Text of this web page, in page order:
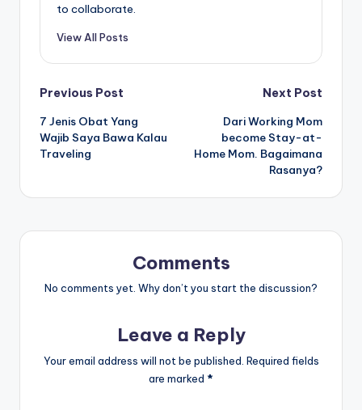
to collaborate.
View All Posts
Post
navigation
Previous Post
7 Jenis Obat Yang
Wajib Saya Bawa Kalau
Traveling
Next Post
Dari Working Mom
become Stay-at-
Home Mom. Bagaimana
Rasanya?
Comments
No comments yet. Why don’t you start the discussion?
Leave a Reply
Your email address will not be published. Required fields
are marked *